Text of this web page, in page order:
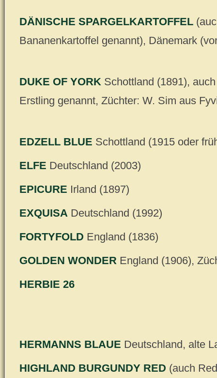
DÄNISCHE SPARGELKARTOFFEL
Bananenkartoffel genannt), Dänemark
DUKE OF YORK Schottland (1891),
Erstling genannt, Züchter: W. Sim aus
EDZELL BLUE Schottland (1915 oder
ELFE Deutschland (2003)
EPICURE Irland (1897)
EXQUISA Deutschland (1992)
FORTYFOLD England (1836)
GOLDEN WONDER England (1906),
HERBIE 26
HERMANNS BLAUE Deutschland, alte
HIGHLAND BURGUNDY RED (auch